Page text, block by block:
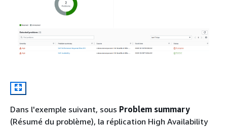
Dans l'exemple suivant, sous Problem summary
(Résumé du problème), la réplication High Availability